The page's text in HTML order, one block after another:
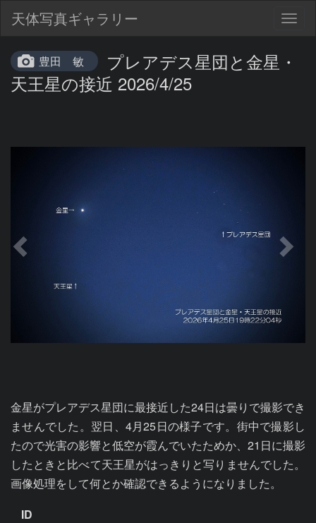
天体写真ギャラリー
豊田 敏
プレアデス星団と金星・
天王星の接近 2026/4/25
金星がプレアデス星団に最接近した24日は曇りで撮影でき
ませんでした。翌日、4月25日の様子です。街中で撮影し
たので光害の影響と低空が霞んでいたためか、21日に撮影
したときと比べて天王星がはっきりと写りませんでした。
画像処理をして何とか確認できるようになりました。
ID